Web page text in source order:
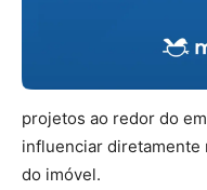
projetos ao redor do
influenciar diretamente
do imóvel.